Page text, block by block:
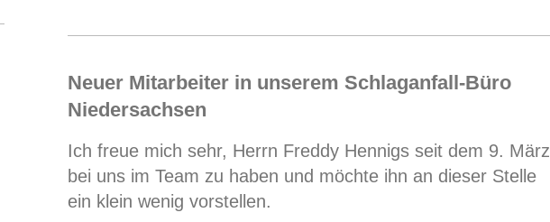
Neuer Mitarbeiter in unserem Schlaganfall-Büro
Niedersachsen
Ich freue mich sehr, Herrn Freddy Hennigs seit dem 9. März
bei uns im Team zu haben und möchte ihn an dieser Stelle
ein klein wenig vorstellen.